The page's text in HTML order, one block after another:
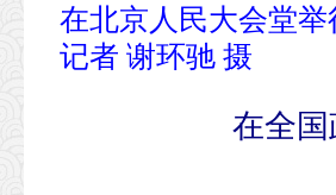
在北京人民大会堂
记者 谢环驰 摄
在全